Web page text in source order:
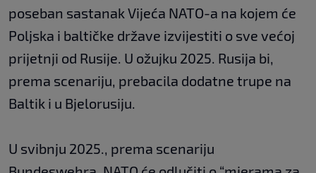
poseban sastanak Vijeća NATO-a na kojem će
Poljska i baltičke države izvijestiti o sve većoj
prijetnji od Rusije. U ožujku 2025. Rusija bi,
prema scenariju, prebacila dodatne trupe na
Baltik i u Bjelorusiju.
U svibnju 2025., prema scenariju